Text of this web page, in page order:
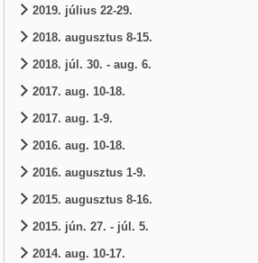
2019. július 22-29.
2018. augusztus 8-15.
2018. júl. 30. - aug. 6.
2017. aug. 10-18.
2017. aug. 1-9.
2016. aug. 10-18.
2016. augusztus 1-9.
2015. augusztus 8-16.
2015. jún. 27. - júl. 5.
2014. aug. 10-17.